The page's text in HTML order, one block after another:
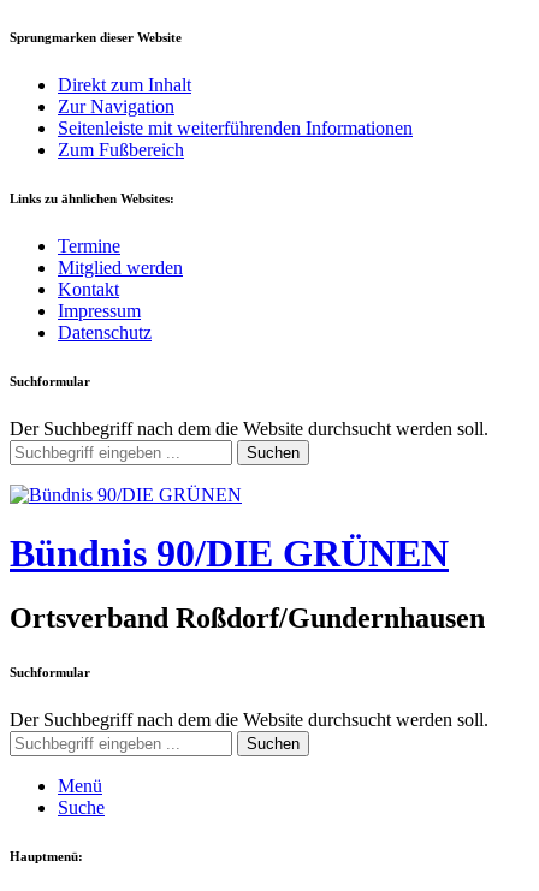
Sprungmarken dieser Website
Direkt zum Inhalt
Zur Navigation
Seitenleiste mit weiterführenden Informationen
Zum Fußbereich
Links zu ähnlichen Websites:
Termine
Mitglied werden
Kontakt
Impressum
Datenschutz
Suchformular
Der Suchbegriff nach dem die Website durchsucht werden soll.
Suchen
Bündnis 90/DIE GRÜNEN
Ortsverband Roßdorf/Gundernhausen
Suchformular
Der Suchbegriff nach dem die Website durchsucht werden soll.
Suchen
Menü
Suche
Hauptmenü: